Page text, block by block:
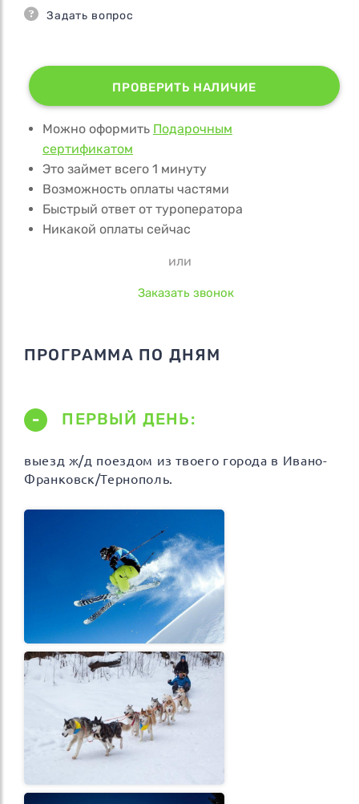
Задать вопрос
ПРОВЕРИТЬ НАЛИЧИЕ
Можно оформить Подарочным
сертификатом
Это займет всего 1 минуту
Возможность оплаты частями
Быстрый ответ от туроператора
Никакой оплаты сейчас
или
Заказать звонок
ПРОГРАММА ПО ДНЯМ
ПЕРВЫЙ ДЕНЬ:
выезд ж/д поездом из твоего города в Ивано-
Франковск/Тернополь.